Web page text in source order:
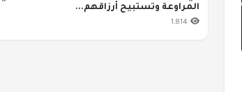
المراوعة وتستبيح أرزاقهم...
1,814